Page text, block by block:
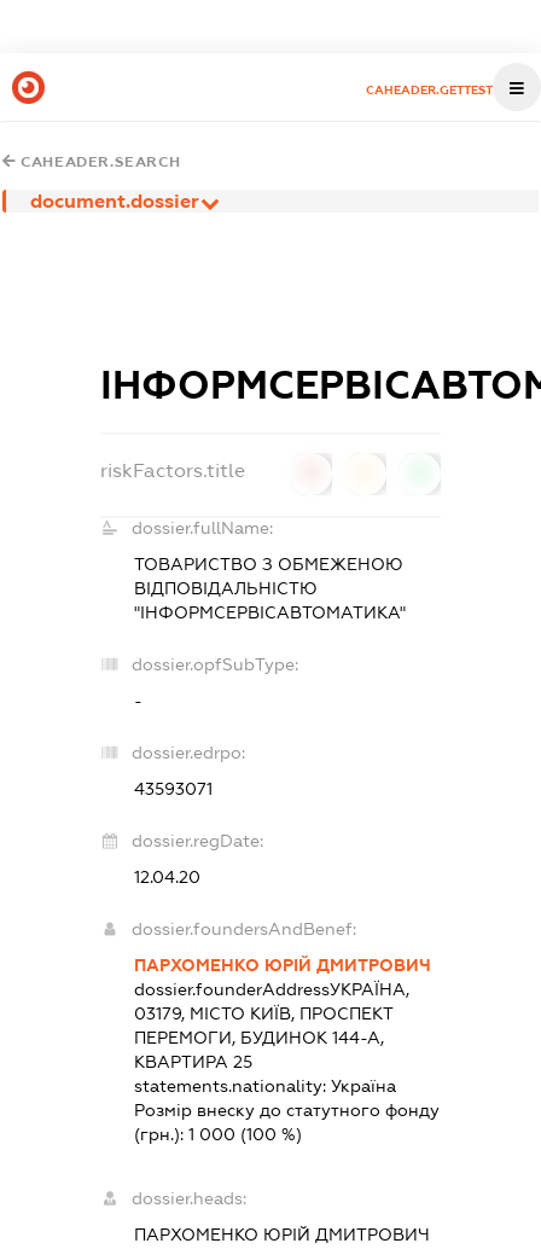
CAHEADER.GETTEST
CAHEADER.SEARCH
document.dossier
riskFactors.title
dossier.fullName:
ТОВАРИСТВО З ОБМЕЖЕНОЮ
ВІДПОВІДАЛЬНІСТЮ
"ІНФОРМСЕРВІСАВТОМАТИКА"
dossier.opfSubType:
-
dossier.edrpo:
43593071
dossier.regDate:
12.04.20
dossier.foundersAndBenef:
ПАРХОМЕНКО ЮРІЙ ДМИТРОВИЧ
dossier.founderAddressУКРАЇНА,
03179, МІСТО КИЇВ, ПРОСПЕКТ
ПЕРЕМОГИ, БУДИНОК 144-А,
КВАРТИРА 25
statements.nationality:Україна
Розмір внеску до статутного фонду
(грн.):1 000 (100 %)
dossier.heads:
ПАРХОМЕНКО ЮРІЙ ДМИТРОВИЧ